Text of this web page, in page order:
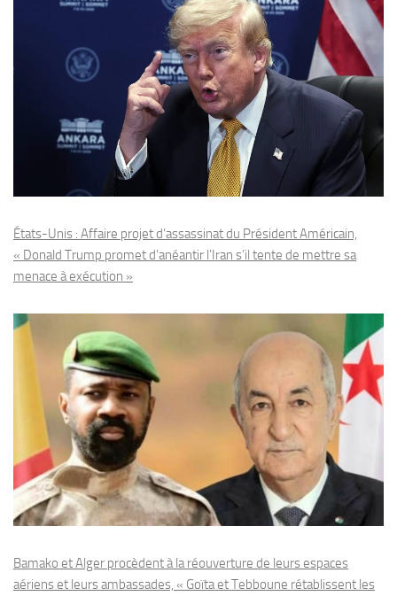
États-Unis : Affaire projet d’assassinat du Président Américain,
« Donald Trump promet d’anéantir l’Iran s’il tente de mettre sa
menace à exécution »
Bamako et Alger procèdent à la réouverture de leurs espaces
aériens et leurs ambassades, « Goïta et Tebboune rétablissent les